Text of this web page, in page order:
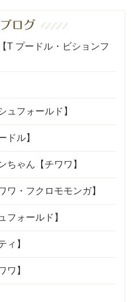
T プードル・ビションフ
ュフォールド】
ドル】
ちゃん【チワワ】
ワ・フクロモモンガ】
フォールド】
ィ】
ワ】